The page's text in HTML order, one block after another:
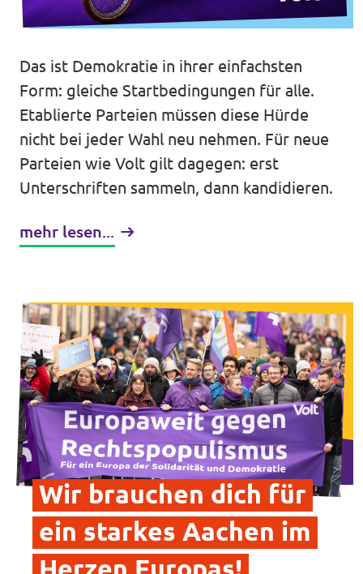
Volt Deutschland Merchandise Shop
Unsere Events
Kontakt
Presse
Deine Spende für Volt!
Events von Volt Aachen
Transparenz
Datenschutz
Impressum
Das ist Demokratie in ihrer einfachsten
Form: gleiche Startbedingungen für alle.
Etablierte Parteien müssen diese Hürde
nicht bei jeder Wahl neu nehmen. Für neue
Parteien wie Volt gilt dagegen: erst
Unterschriften sammeln, dann kandidieren.
mehr lesen...
Wir brauchen dich für
ein starkes Aachen im